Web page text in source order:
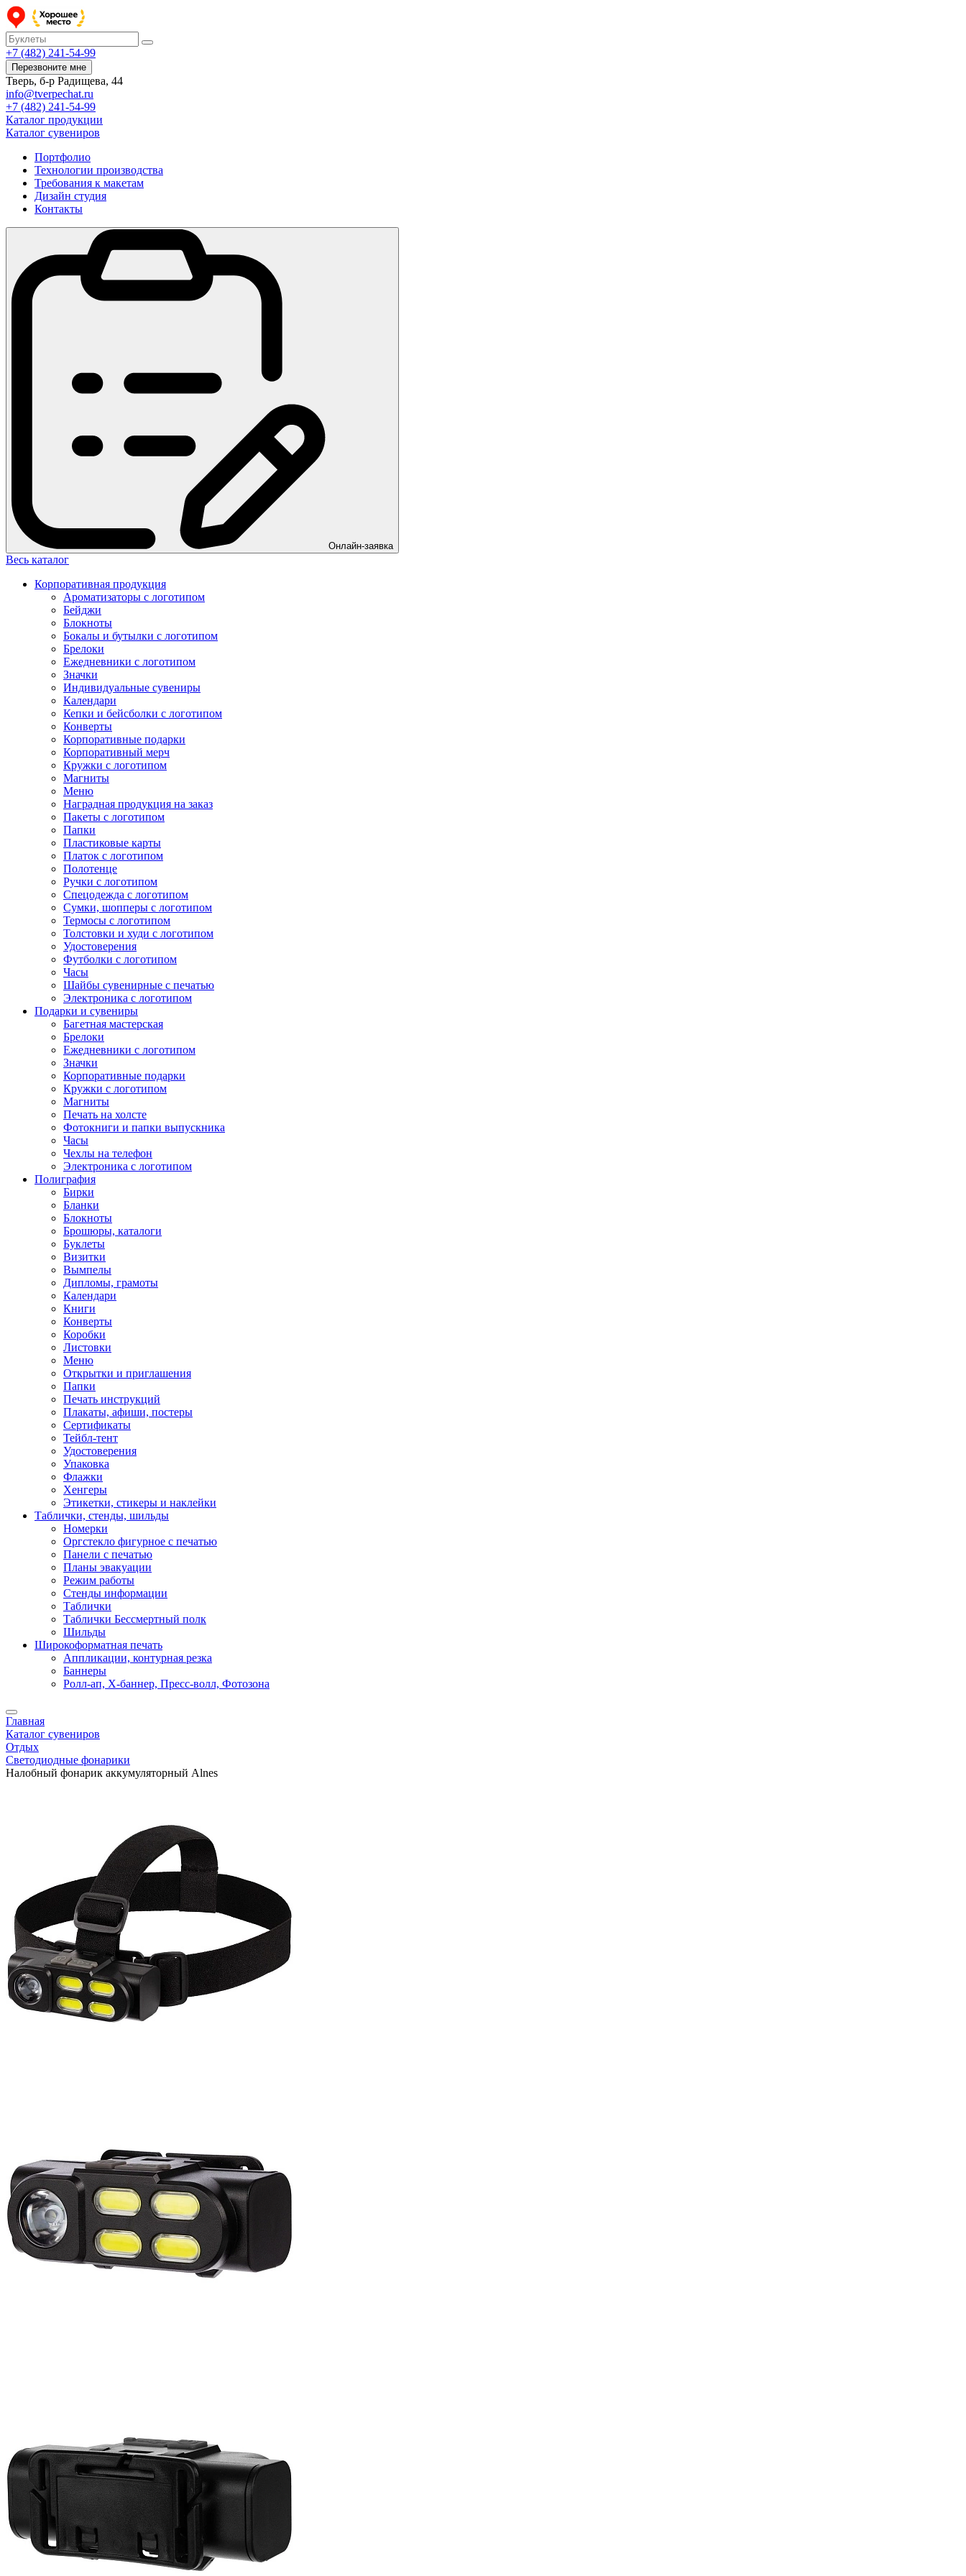
+7 (482) 241-54-99
Перезвоните мне
Тверь, б-р Радищева, 44
info@tverpechat.ru
+7 (482) 241-54-99
Каталог продукции
Каталог сувениров
Портфолио
Технологии производства
Требования к макетам
Дизайн студия
Контакты
Онлайн-заявка
Весь каталог
Корпоративная продукция
Ароматизаторы с логотипом
Бейджи
Блокноты
Бокалы и бутылки с логотипом
Брелоки
Ежедневники с логотипом
Значки
Индивидуальные сувениры
Календари
Кепки и бейсболки с логотипом
Конверты
Корпоративные подарки
Корпоративный мерч
Кружки с логотипом
Магниты
Меню
Наградная продукция на заказ
Пакеты с логотипом
Папки
Пластиковые карты
Платок с логотипом
Полотенце
Ручки с логотипом
Спецодежда с логотипом
Сумки, шопперы с логотипом
Термосы с логотипом
Толстовки и худи с логотипом
Удостоверения
Футболки с логотипом
Часы
Шайбы сувенирные с печатью
Электроника с логотипом
Подарки и сувениры
Багетная мастерская
Брелоки
Ежедневники с логотипом
Значки
Корпоративные подарки
Кружки с логотипом
Магниты
Печать на холсте
Фотокниги и папки выпускника
Часы
Чехлы на телефон
Электроника с логотипом
Полиграфия
Бирки
Бланки
Блокноты
Брошюры, каталоги
Буклеты
Визитки
Вымпелы
Дипломы, грамоты
Календари
Книги
Конверты
Коробки
Листовки
Меню
Открытки и приглашения
Папки
Печать инструкций
Плакаты, афиши, постеры
Сертификаты
Тейбл-тент
Удостоверения
Упаковка
Флажки
Хенгеры
Этикетки, стикеры и наклейки
Таблички, стенды, шильды
Номерки
Оргстекло фигурное с печатью
Панели с печатью
Планы эвакуации
Режим работы
Стенды информации
Таблички
Таблички Бессмертный полк
Шильды
Широкоформатная печать
Аппликации, контурная резка
Баннеры
Ролл-ап, X-баннер, Пресс-волл, Фотозона
Главная
Каталог сувениров
Отдых
Светодиодные фонарики
Налобный фонарик аккумуляторный Alnes